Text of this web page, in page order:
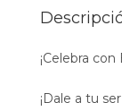
¡Celebra con
¡Dale a tu